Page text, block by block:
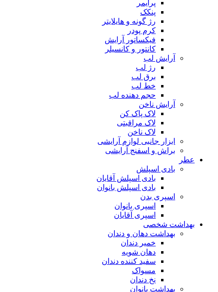
پرایمر
پنکک
رژ گونه و هایلایتر
کرم پودر
فیکساتور آرایش
کانتور و کانسیلر
آرایش لب
رژ لب
برق لب
خط لب
حجم دهنده لب
آرایش ناخن
لاک پاک کن
لاک مراقبتی
لاک ناخن
ابزار جانبی لوازم آرایشی
براش و اسفنج آرایشی
عطر
بادی اسپلش
بادی اسپلش آقایان
بادی اسپلش بانوان
اسپری بدن
اسپری بانوان
اسپری آقایان
بهداشت شخصی
بهداشت دهان و دندان
خمیر دندان
دهان شویه
سفید کننده دندان
مسواک
نخ دندان
بهداشت بانوان